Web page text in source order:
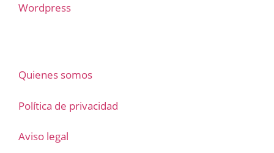
Wordpress
Quienes somos
Política de privacidad
Aviso legal